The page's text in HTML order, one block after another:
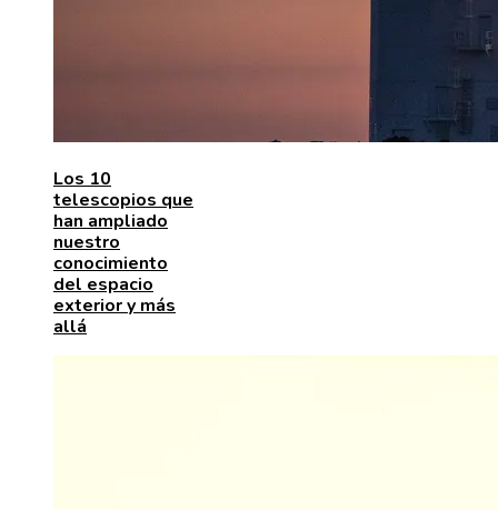
Los 10
telescopios que
han ampliado
nuestro
conocimiento
del espacio
exterior y más
allá